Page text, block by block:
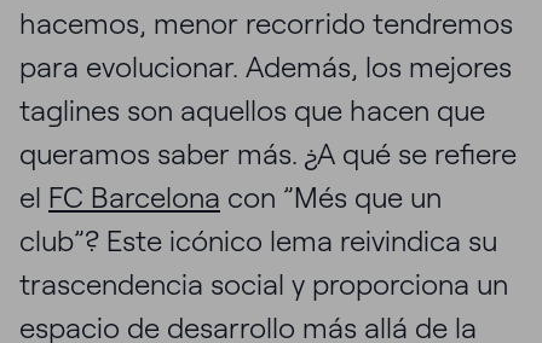
hacemos, menor recorrido tendremos
para evolucionar. Además, los mejores
taglines son aquellos que hacen que
queramos saber más. ¿A qué se refiere
el FC Barcelona con ”Més que un
club”? Este icónico lema reivindica su
trascendencia social y proporciona un
espacio de desarrollo más allá de la